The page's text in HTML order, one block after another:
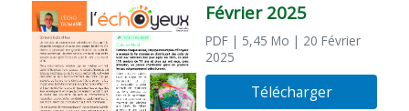
Février 2025
PDF | 5,45 Mo | 20 Février
2025
Télécharger